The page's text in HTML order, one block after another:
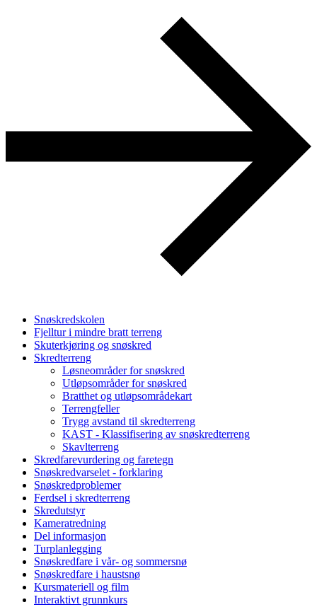
Snøskredskolen
Fjelltur i mindre bratt terreng
Skuterkjøring og snøskred
Skredterreng
Løsneområder for snøskred
Utløpsområder for snøskred
Bratthet og utløpsområdekart
Terrengfeller
Trygg avstand til skredterreng
KAST - Klassifisering av snøskredterreng
Skavlterreng
Skredfarevurdering og faretegn
Snøskredvarselet - forklaring
Snøskredproblemer
Ferdsel i skredterreng
Skredutstyr
Kameratredning
Del informasjon
Turplanlegging
Snøskredfare i vår- og sommersnø
Snøskredfare i haustsnø
Kursmateriell og film
Interaktivt grunnkurs